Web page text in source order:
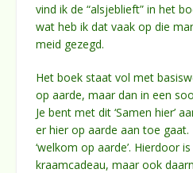
vind ik de “alsjeblieft” in het
wat heb ik dat vaak op die
meid gezegd.
Het boek staat vol met
op aarde, maar dan in een
Je bent met dit ‘Samen hier’
er hier op aarde aan toe gaat.
‘welkom op aarde’. Hierdoor
kraamcadeau, maar ook